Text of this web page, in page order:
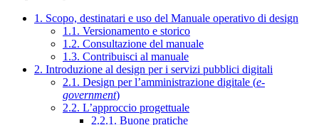
1. Scopo, destinatari e uso del Manuale operativo di design
1.1. Versionamento e storico
1.2. Consultazione del manuale
1.3. Contribuisci al manuale
2. Introduzione al design per i servizi pubblici digitali
2.1. Design per l’amministrazione digitale (e-
government)
2.2. L’approccio progettuale
2.2.1. Buone pratiche